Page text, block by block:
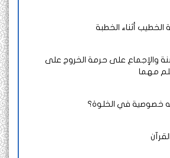
أثناء الخطبة
على حرمة الخروج على
في الخلوة؟